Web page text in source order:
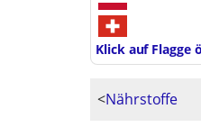
Klick auf Flagge
<Nährstoffe